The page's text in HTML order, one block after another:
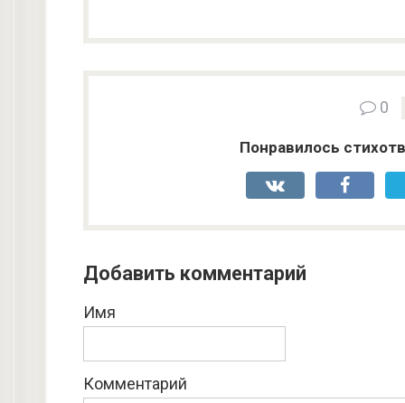
0
Понравилось
Добавить комментарий
Имя
Комментарий